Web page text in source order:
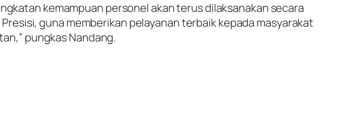
kemampuan personel akan terus dilaksanakan secara
guna memberikan pelayanan terbaik kepada masyarakat
pungkas Nandang.